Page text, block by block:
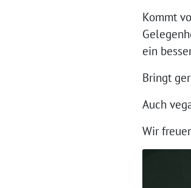
Kommt
ein
Bringt
Auch
Wir